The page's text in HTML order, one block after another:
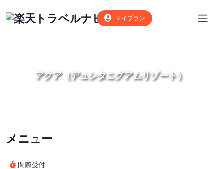
マイプラン
アクア（デュシタニグアムリゾート）
メニュー
間際受付